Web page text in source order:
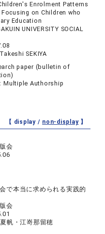
Enrolment Patterns
on Children who
Education
UNIVERSITY SOCIAL
SEKIYA
paper (bulletin of
Multiple Authorship
【 display / non-display】
会
で本当に求められる実践的
会
帆・江嵜那留穂